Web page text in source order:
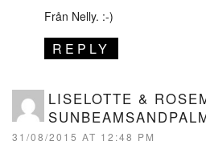
Från Nelly. :-)
REPLY
LISELOTTE &
31/08/2015 AT 12:48 PM